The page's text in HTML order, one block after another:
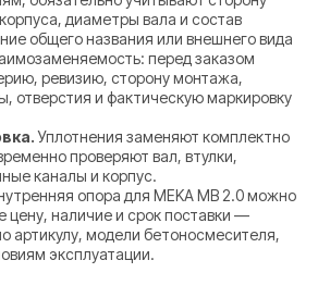
диаметры вала и состав
общего названия или внешнего вида
перед заказом
ревизию, сторону монтажа,
отверстия и фактическую маркировку
Уплотнения заменяют комплектно
проверяют вал, втулки,
каналы и корпус.
опора для MEKA MB 2.0 можно
цену, наличие и срок поставки —
артикулу, модели бетоносмесителя,
эксплуатации.